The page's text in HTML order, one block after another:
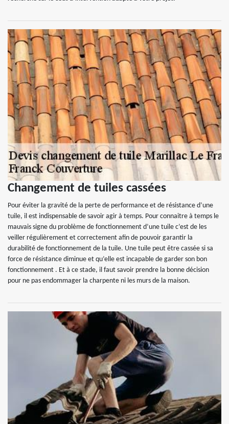
Changement de tuiles cassées
Pour éviter la gravité de la perte de performance et de résistance d’une
tuile, il est indispensable de savoir agir à temps. Pour connaitre à temps le
mauvais signe du problème de fonctionnement d’une tuile c’est de les
veiller régulièrement et correctement afin de pouvoir garantir la
durabilité de fonctionnement de la tuile. Une tuile peut être cassée si sa
force de résistance diminue et qu’elle est incapable de garder son bon
fonctionnement . Et à ce stade, il faut savoir prendre la bonne décision
pour ne pas endommager la charpente ni les murs de la maison.